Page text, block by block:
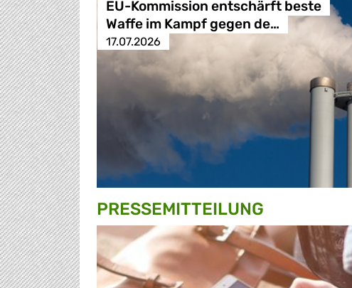
EU-Kommission entschärft beste
Waffe im Kampf gegen de…
17.07.2026
PRESSE­MITTEILUNG